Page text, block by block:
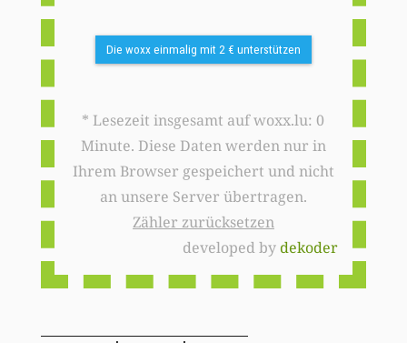
Die woxx einmalig mit 2 € unterstützen
* Lesezeit insgesamt auf woxx.lu: 0
Minute. Diese Daten werden nur in
Ihrem Browser gespeichert und nicht
an unsere Server übertragen.
Zähler zurücksetzen
developed bydekoder